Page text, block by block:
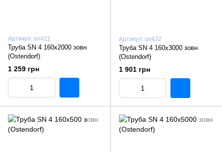
Артикул: sn421
Труба SN 4 160x2000 зовн
(Ostendorf)
1 259 грн
Артикул: sn422
Труба SN 4 160x3000 зовн
(Ostendorf)
1 901 грн